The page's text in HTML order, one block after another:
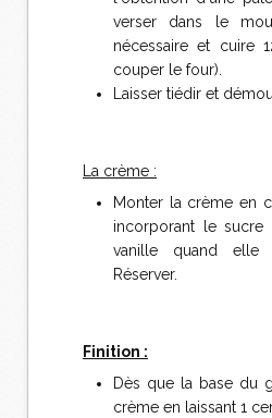
verser dans le
nécessaire et cuire
couper le four).
Laisser tiédir et
La crème :
Monter la crème en
incorporant le
vanille quand elle
Réserver.
Finition :
Dès que la base du
crème en laissant 1